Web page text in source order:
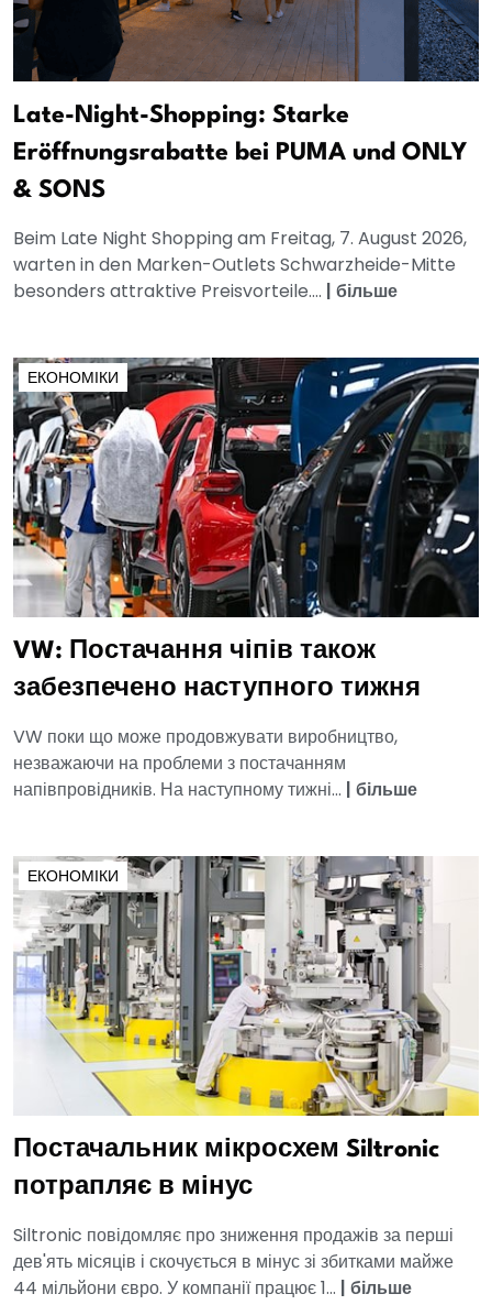
Late-Night-Shopping: Starke
Eröffnungsrabatte bei PUMA und ONLY
& SONS
Beim Late Night Shopping am Freitag, 7. August 2026,
warten in den Marken-Outlets Schwarzheide-Mitte
besonders attraktive Preisvorteile.... | більше
ЕКОНОМІКИ
VW: Постачання чіпів також
забезпечено наступного тижня
VW поки що може продовжувати виробництво,
незважаючи на проблеми з постачанням
напівпровідників. На наступному тижні... | більше
ЕКОНОМІКИ
Постачальник мікросхем Siltronic
потрапляє в мінус
Siltronic повідомляє про зниження продажів за перші
дев'ять місяців і скочується в мінус зі збитками майже
44 мільйони євро. У компанії працює 1... | більше